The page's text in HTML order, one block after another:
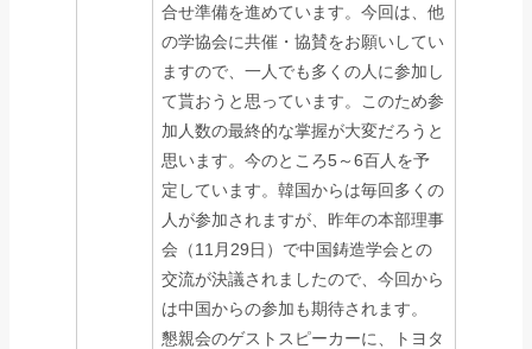
合せ準備を進めています。今回は、他
の学協会に共催・協賛をお願いしてい
ますので、一人でも多くの人に参加し
て貰おうと思っています。このため参
加人数の最終的な掌握が大変だろうと
思います。今のところ5～6百人を予
定しています。韓国からは毎回多くの
人が参加されますが、昨年の本部理事
会（11月29日）で中国鋳造学会との
交流が決議されましたので、今回から
は中国からの参加も期待されます。
懇親会のゲストスピーカーに、トヨタ